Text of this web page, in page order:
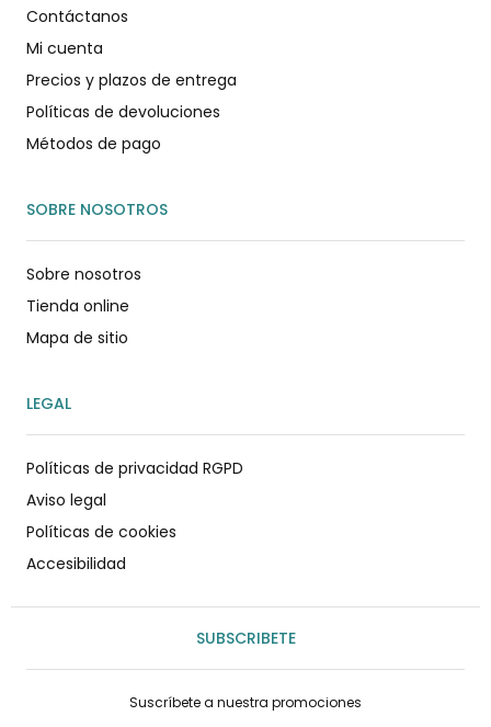
Contáctanos
Mi cuenta
Precios y plazos de entrega
Políticas de devoluciones
Métodos de pago
SOBRE NOSOTROS
Sobre nosotros
Tienda online
Mapa de sitio
LEGAL
Políticas de privacidad RGPD
Aviso legal
Políticas de cookies
Accesibilidad
SUBSCRIBETE
Suscríbete a nuestra promociones